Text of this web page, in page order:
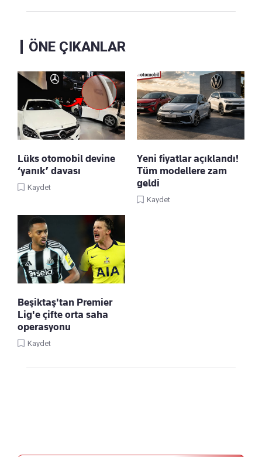
ÖNE ÇIKANLAR
Lüks otomobil devine
‘yanık’ davası
Kaydet
Yeni fiyatlar açıklandı!
Tüm modellere zam
geldi
Kaydet
Beşiktaş'tan Premier
Lig'e çifte orta saha
operasyonu
Kaydet